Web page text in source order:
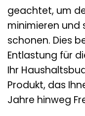
geachtet, um
minimieren und
schonen. Dies
Entlastung für
Ihr
Produkt, das
Jahre hinweg